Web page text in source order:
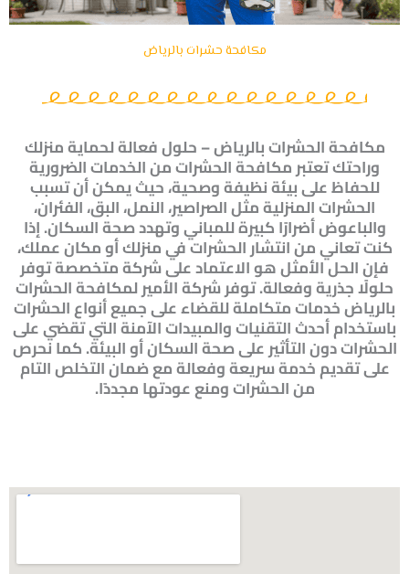
مكافحة حشرات بالرياض
مكافحة الحشرات بالرياض – حلول فعالة لحماية منزلك
وراحتك تعتبر مكافحة الحشرات من الخدمات الضرورية
للحفاظ على بيئة نظيفة وصحية، حيث يمكن أن تسبب
الحشرات المنزلية مثل الصراصير، النمل، البق، الفئران،
والباعوض أضرارًا كبيرة للمباني وتهدد صحة السكان. إذا
كنت تعاني من انتشار الحشرات في منزلك أو مكان عملك،
فإن الحل الأمثل هو الاعتماد على شركة متخصصة توفر
حلولًا جذرية وفعالة. توفر شركة الأمير لمكافحة الحشرات
بالرياض خدمات متكاملة للقضاء على جميع أنواع الحشرات
باستخدام أحدث التقنيات والمبيدات الآمنة التي تقضي على
الحشرات دون التأثير على صحة السكان أو البيئة. كما نحرص
على تقديم خدمة سريعة وفعالة مع ضمان التخلص التام
من الحشرات ومنع عودتها مجددًا.